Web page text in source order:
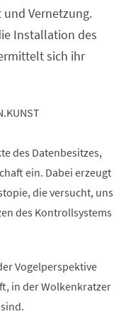
Vernetzung.
Installation des
sich ihr
des Datenbesitzes,
ein. Dabei erzeugt
die versucht, uns
des Kontrollsystems
Vogelperspektive
in der Wolkenkratzer